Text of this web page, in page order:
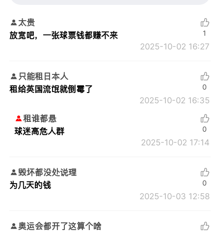
太贵
放宽吧，一张球票钱都赚不来
2025-10-02 16:27
1
只能租日本人
租给英国流氓就倒霉了
2025-10-02 16:35
0
租谁都悬
球迷高危人群
2025-10-02 17:14
0
毁坏都没处说理
为几天的钱
2025-10-03 12:58
0
奥运会都开了这算个啥